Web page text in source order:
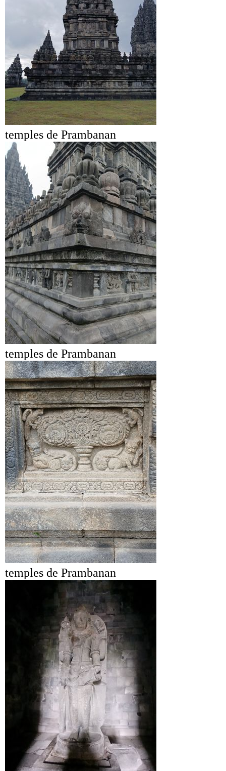
temples de Prambanan
temples de Prambanan
temples de Prambanan